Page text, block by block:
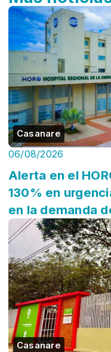
Casanare
06/08/2026
Alerta en el
130% en
en la demanda
Casanare